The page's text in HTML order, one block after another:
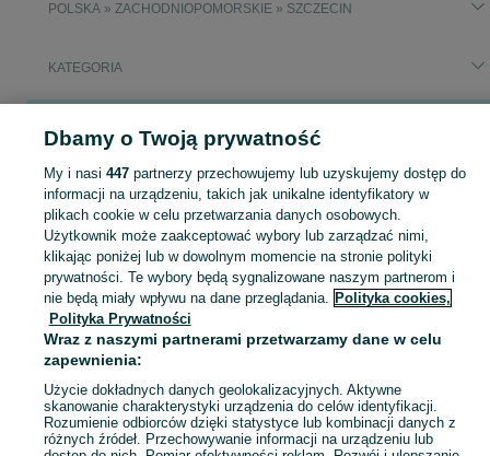
POLSKA » ZACHODNIOPOMORSKIE » SZCZECIN
KATEGORIA
goth winylowe gothic kasety magnetofonowe
Sprzedaż płyt gramofonowych Szczecin ▶️ szeroki wybór gatunków oraz wykonawców ✅ Nowe i używane w super cenach ✌ Kupuj i sprzedawaj na OLX.pl!
Mapa kategorii
Mapa miejscowości
Mapa ministron
Popularne wyszukiwania
Dbamy o Twoją prywatność
My i nasi 447partnerzy przechowujemy lub uzyskujemy dostęp do
informacji na urządzeniu, takich jak unikalne identyfikatory w
plikach cookie w celu przetwarzania danych osobowych.
Użytkownik może zaakceptować wybory lub zarządzać nimi,
klikając poniżej lub w dowolnym momencie na stronie polityki
prywatności. Te wybory będą sygnalizowane naszym partnerom i
nie będą miały wpływu na dane przeglądania. Polityka cookies,
Polityka Prywatności
Wraz z naszymi partnerami przetwarzamy dane w celu
zapewnienia:
Użycie dokładnych danych geolokalizacyjnych. Aktywne
skanowanie charakterystyki urządzenia do celów identyfikacji.
Rozumienie odbiorców dzięki statystyce lub kombinacji danych z
różnych źródeł. Przechowywanie informacji na urządzeniu lub